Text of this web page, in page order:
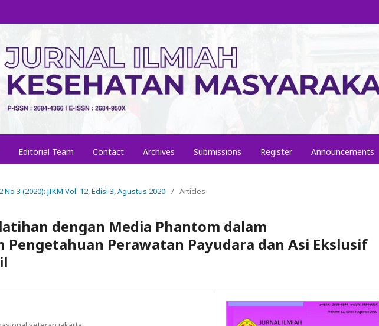
Editorial Team Contact Archives Submissions Register Announcements
No 3 (2020): JIKM Vol. 12, Edisi 3, Agustus 2020 / Articles
dengan Media Phantom dalam
Perawatan Payudara dan Asi Ekslusif